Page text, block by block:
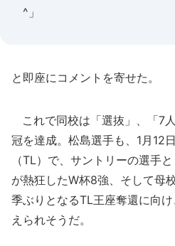
^」
と即座にコメントを寄せた。
これで同校は「選抜」、「7
冠を達成。松島選手も、1月12
（TL）で、サントリーの選手
が熱狂したW杯8強、そして母
季ぶりとなるTL王座奪還に向
えられそうだ。